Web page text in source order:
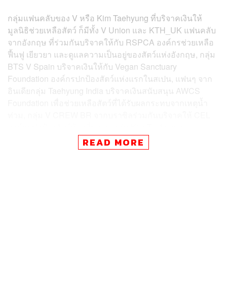
กลุ่มแฟนคลับของ V หรือ Kim Taehyung ที่บริจาคเงินให้
มูลนิธิช่วยเหลือสัตว์ ก็มีทั้ง V Union และ KTH_UK แฟนคลับ
จากอังกฤษ ที่ร่วมกันบริจาคให้กับ RSPCA องค์กรช่วยเหลือ
ฟื้นฟู เยียวยา และดูแลความเป็นอยู่ของสัตว์แห่งอังกฤษ, กลุ่ม
BTS V Spain บริจาคเงินให้กับ Vegan Sanctuary
Foundation องค์กรปกป้องสัตว์แห่งแรกในสเปน, แฟนๆ จาก
อินเดียกลุ่ม Taehyung India บริจาคเงินสนับสนุน AWCS
Myanmar บริจาคให้ Oasis Shelter มูลนิธิดูแลสัตว์ที่ถูกทอด
READ MORE